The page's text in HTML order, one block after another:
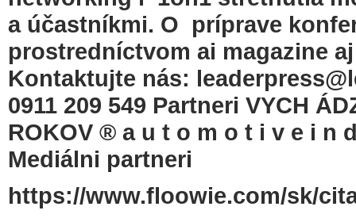
a účastníkmi. O príprave
prostredníctvom ai magazine
Kontaktujte nás:
0911 209 549 Partneri VYCH
ROKOV ® a u t o m o t i v e i
Mediálni partneri
https://www.floowie.com/sk/